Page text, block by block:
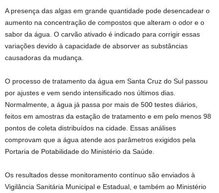
A presença das algas em grande quantidade pode desencadear o
aumento na concentração de compostos que alteram o odor e o
sabor da água. O carvão ativado é indicado para corrigir essas
variações devido à capacidade de absorver as substâncias
causadoras da mudança.
O processo de tratamento da água em Santa Cruz do Sul passou
por ajustes e vem sendo intensificado nos últimos dias.
Normalmente, a água já passa por mais de 500 testes diários,
feitos em amostras da estação de tratamento e em pelo menos 98
pontos de coleta distribuídos na cidade. Essas análises
comprovam que a água atende aos parâmetros exigidos pela
Portaria de Potabilidade do Ministério da Saúde.
Os resultados desse monitoramento contínuo são enviados à
Vigilância Sanitária Municipal e Estadual, e também ao Ministério